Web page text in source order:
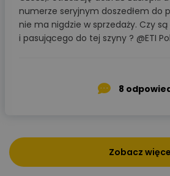
numerze seryjnym doszedłem do
nie ma nigdzie w sprzedaży. Czy
i pasującego do tej szyny ? @ETI
8
Zobacz